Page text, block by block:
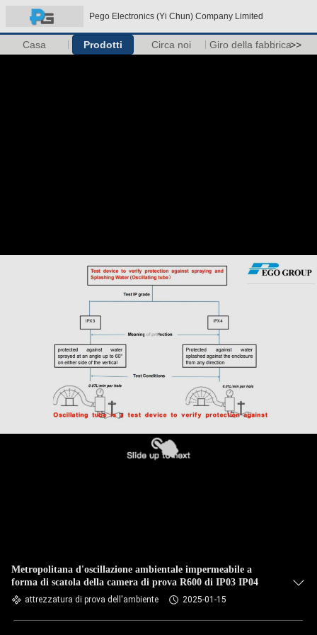
Pego Electronics (Yi Chun) Company Limited
Casa Prodotti Circa noi Giro della fabbrica>>
Metropolitana d'oscillazione ambientale impermeabile a
forma di scatola della camera di prova R600 di IP03 IP04
attrezzatura di prova dell'ambiente 2025-01-15